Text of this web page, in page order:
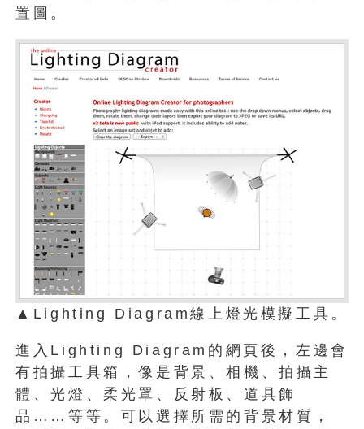
置圖。
▲Lighting Diagram線上燈光模擬工具。
進入Lighting Diagram的網頁後，左邊會
有拍攝工具箱，像是背景、相機、拍攝主
體、光燈、柔光罩、反射板、道具飾
品……等等。可以選擇所需的背景材質，